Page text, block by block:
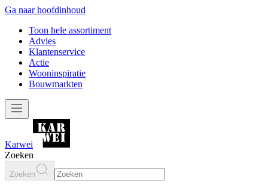
Ga naar hoofdinhoud
Toon hele assortiment
Advies
Klantenservice
Actie
Wooninspiratie
Bouwmarkten
Karwei
Zoeken
Zoeken